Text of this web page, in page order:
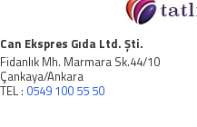
Can Ekspres Gıda Ltd. Şti.
Fidanlık Mh. Marmara Sk.44/10
Çankaya/Ankara
TEL : 0549 100 55 50